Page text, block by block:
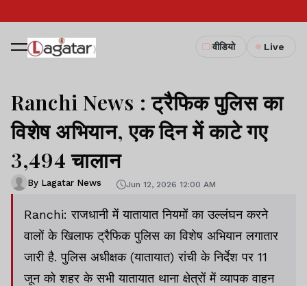
वीडियो Live
Ranchi News : ट्रैफिक पुलिस का
विशेष अभियान, एक दिन में काटे गए
3,494 चालान
By Lagatar News Jun 12, 2026 12:00 AM
Ranchi: राजधानी में यातायात नियमों का उल्लंघन करने
वालों के खिलाफ ट्रैफिक पुलिस का विशेष अभियान लगातार
जारी है. पुलिस अधीक्षक (यातायात) रांची के निर्देश पर 11
जून को शहर के सभी यातायात थाना क्षेत्रों में व्यापक वाहन